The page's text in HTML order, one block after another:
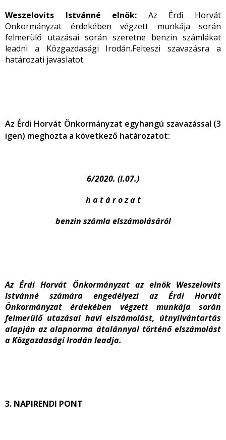
Weszelovits Istvánné elnök: Az Érdi Horvát
Önkormányzat érdekében végzett munkája során
felmerülő utazásai során szeretne benzin számlákat
leadni a Közgazdasági Irodán.Felteszi szavazásra a
határozati javaslatot.
Az Érdi Horvát Önkormányzat egyhangú szavazással (3
igen) meghozta a következő határozatot:
6/2020. (I.07.)
h a t á r o z a t
benzin számla elszámolásáról
Az Érdi Horvát Önkormányzat az elnök Weszelovits
Istvánné számára engedélyezi az Érdi Horvát
Önkormányzat érdekében végzett munkája során
felmerülő utazásai havi elszámolást, útnyilvántartás
alapján az alapnorma átalánnyal történő elszámolást
a Közgazdasági Irodán leadja.
3. NAPIRENDI PONT